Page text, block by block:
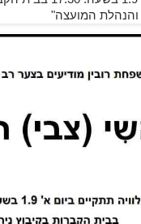
והנהלת המועצה"